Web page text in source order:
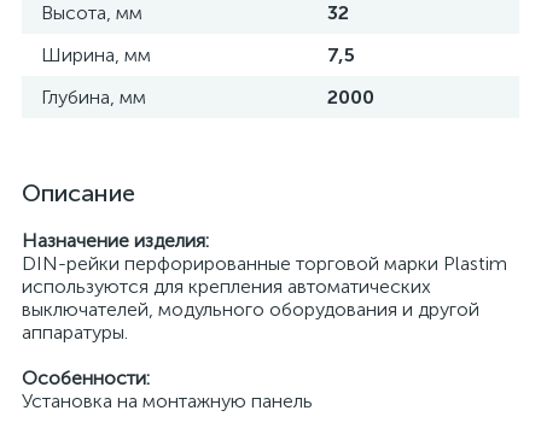
Высота, мм
32
Ширина, мм
7,5
Глубина, мм
2000
Описание
Назначение изделия:
DIN-рейки перфорированные торговой марки Plastim
используются для крепления автоматических
выключателей, модульного оборудования и другой
аппаратуры.
Особенности:
Установка на монтажную панель